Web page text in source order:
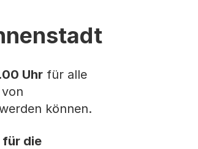
Uhr für alle
können.
für die